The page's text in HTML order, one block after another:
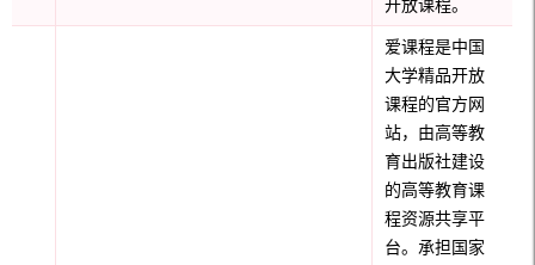
开放课程。
爱课程是中国
大学精品开放
课程的官方网
站，由高等教
育出版社建设
的高等教育课
程资源共享平
台。承担国家